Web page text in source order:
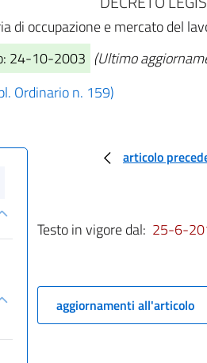
di occupazione e mercato del
24-10-2003 (Ultimo
Ordinario n. 159)
articolo
Testo in vigore dal: 25-6-
aggiornamenti all'articolo